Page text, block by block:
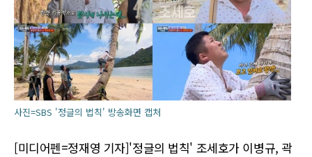
사진=SBS '정글의 법칙' 방송화면 캡처
[미디어펜=정재영 기자]'정글의 법칙' 조세호가 이병규, 곽